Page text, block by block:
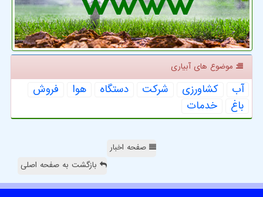
موضوع های آبیاری
آب كشاورزی شركت دستگاه هوا
فروش
باغ
خدمات
صفحه اخبار
بازگشت به صفحه اصلی